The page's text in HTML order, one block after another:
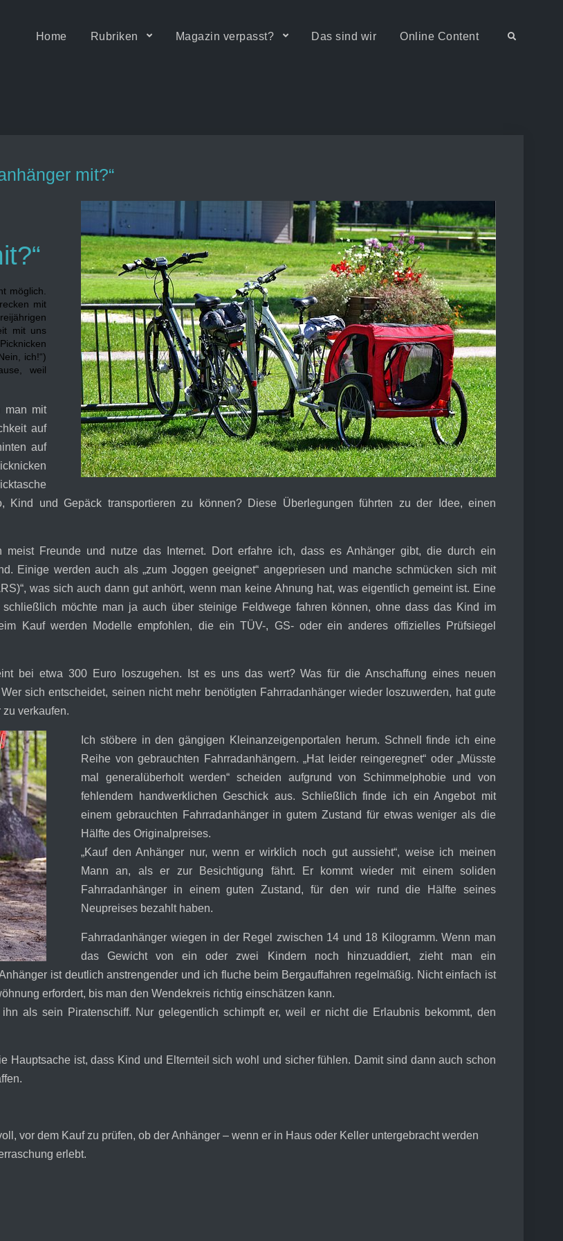
Motion & Barrierefrei
Home Rubriken Magazin verpasst? Das sind wir Online Content Search
mit?“
möglich.
mit
mit uns
ich!“)
weil
man mit
auf
auf
und Gepäck transportieren zu können? Diese Überlegungen führten zu der Idee, einen
meist Freunde und nutze das Internet. Dort erfahre ich, dass es Anhänger gibt, die durch ein
Einige werden auch als „zum Joggen geeignet“ angepriesen und manche schmücken sich mit
was sich auch dann gut anhört, wenn man keine Ahnung hat, was eigentlich gemeint ist. Eine
möchte man ja auch über steinige Feldwege fahren können, ohne dass das Kind im
Kauf werden Modelle empfohlen, die ein TÜV-, GS- oder ein anderes offizielles Prüfsiegel
bei etwa 300 Euro loszugehen. Ist es uns das wert? Was für die Anschaffung eines neuen
sich entscheidet, seinen nicht mehr benötigten Fahrradanhänger wieder loszuwerden, hat gute
verkaufen.
Ich stöbere in den gängigen Kleinanzeigenportalen herum. Schnell finde ich eine
Reihe von gebrauchten Fahrradanhängern. „Hat leider reingeregnet“ oder „Müsste
mal generalüberholt werden“ scheiden aufgrund von Schimmelphobie und von
fehlendem handwerklichen Geschick aus. Schließlich finde ich ein Angebot mit
einem gebrauchten Fahrradanhänger in gutem Zustand für etwas weniger als die
Hälfte des Originalpreises.
„Kauf den Anhänger nur, wenn er wirklich noch gut aussieht“, weise ich meinen
Mann an, als er zur Besichtigung fährt. Er kommt wieder mit einem soliden
Fahrradanhänger in einem guten Zustand, für den wir rund die Hälfte seines
Neupreises bezahlt haben.
Fahrradanhänger wiegen in der Regel zwischen 14 und 18 Kilogramm. Wenn man
das Gewicht von ein oder zwei Kindern noch hinzuaddiert, zieht man ein
ist deutlich anstrengender und ich fluche beim Bergauffahren regelmäßig. Nicht einfach ist
erfordert, bis man den Wendekreis richtig einschätzen kann.
als sein Piratenschiff. Nur gelegentlich schimpft er, weil er nicht die Erlaubnis bekommt, den
Hauptsache ist, dass Kind und Elternteil sich wohl und sicher fühlen. Damit sind dann auch schon
vor dem Kauf zu prüfen, ob der Anhänger – wenn er in Haus oder Keller untergebracht werden
erlebt.